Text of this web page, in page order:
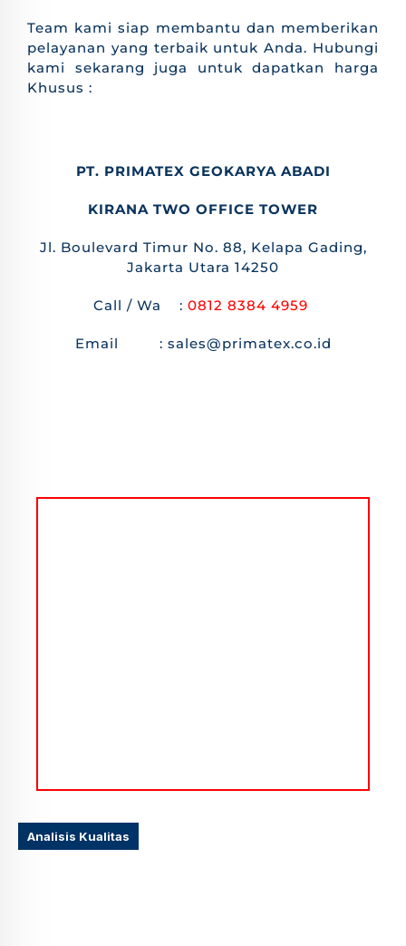
Team kami siap membantu dan memberikan
pelayanan yang terbaik untuk Anda. Hubungi
kami sekarang juga untuk dapatkan harga
Khusus :
PT. PRIMATEX GEOKARYA ABADI
KIRANA TWO OFFICE TOWER
Jl. Boulevard Timur No. 88, Kelapa Gading,
Jakarta Utara 14250
Call / Wa : 0812 8384 4959
Email : sales@primatex.co.id
Analisis Kualitas